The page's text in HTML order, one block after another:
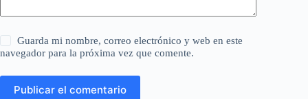
Guarda mi nombre, correo electrónico y web en este
navegador para la próxima vez que comente.
Publicar el comentario